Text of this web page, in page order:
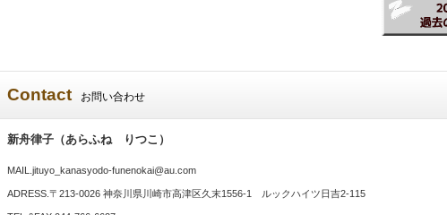
Contact お問い合わせ
新舟律子（あらふね りつこ）
MAIL.jituyo_kanasyodo-funenokai@au.com
ADRESS.〒213-0026 神奈川県川崎市高津区久末1556‐1 ルックハイツ日吉2‐115